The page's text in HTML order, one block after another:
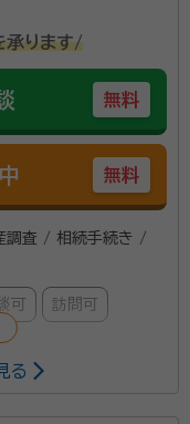
承ります/
無料
無料
調査 / 相続手続き /
可 訪問可
る